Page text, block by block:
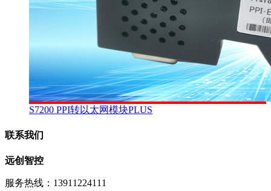
S7200 PPI转以太网模块PLUS
联系我们
远创智控
服务热线：13911224111